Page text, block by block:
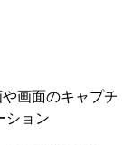
ション